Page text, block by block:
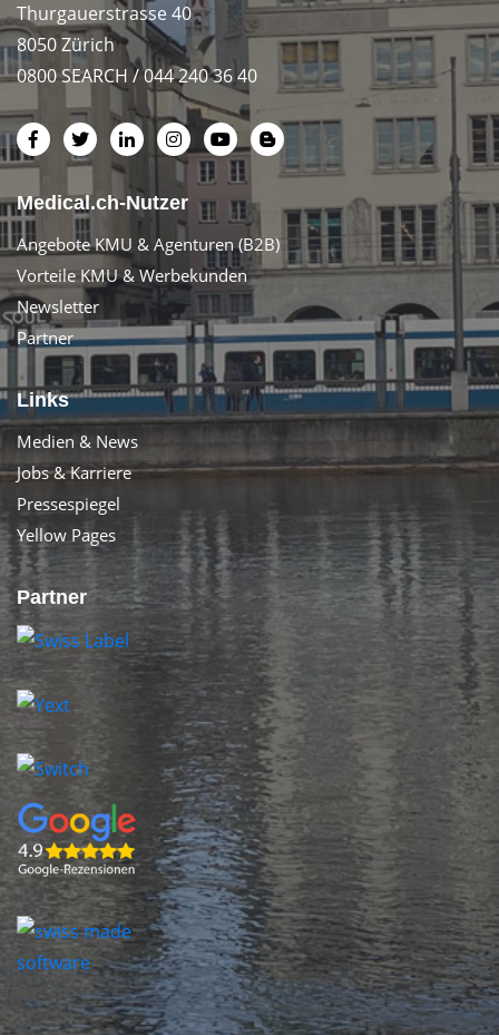
Thurgauerstrasse 40
8050 Zürich
0800 SEARCH / 044 240 36 40
Medical.ch-Nutzer
Angebote KMU & Agenturen (B2B)
Vorteile KMU & Werbekunden
Newsletter
Partner
Links
Medien & News
Jobs & Karriere
Pressespiegel
Yellow Pages
Partner